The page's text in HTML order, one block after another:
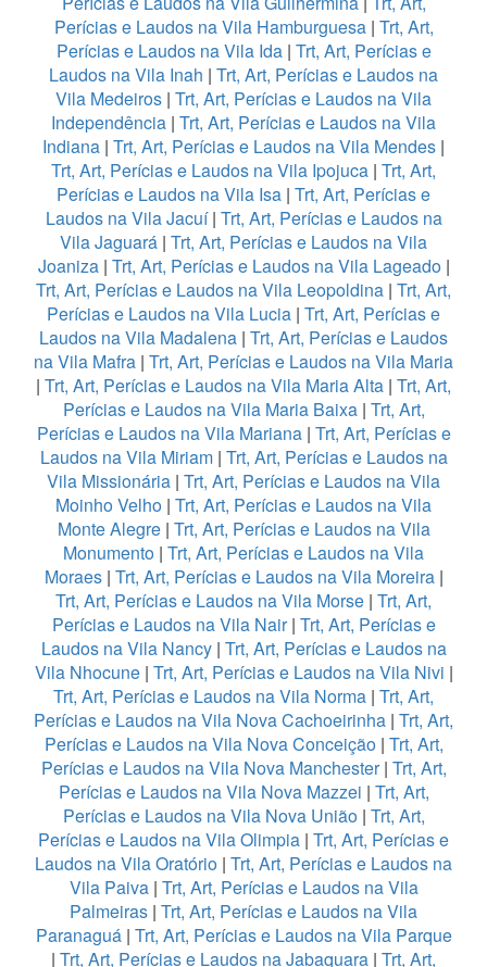
Perícias e Laudos na Vila Hamburguesa| Trt, Art,
Perícias e Laudos na Vila Ida| Trt, Art, Perícias e
Laudos na Vila Inah | Trt, Art, Perícias e Laudos na
Vila Medeiros | Trt, Art, Perícias e Laudos na Vila
Independência | Trt, Art, Perícias e Laudos na Vila
Indiana | Trt, Art, Perícias e Laudos na Vila Mendes |
Trt, Art, Perícias e Laudos na Vila Ipojuca | Trt, Art,
Perícias e Laudos na Vila Isa | Trt, Art, Perícias e
Laudos na Vila Jacuí| Trt, Art, Perícias e Laudos na
Vila Jaguará | Trt, Art, Perícias e Laudos na Vila
Joaniza| Trt, Art, Perícias e Laudos na Vila Lageado|
Trt, Art, Perícias e Laudos na Vila Leopoldina | Trt, Art,
Perícias e Laudos na Vila Lucia | Trt, Art, Perícias e
Laudos na Vila Madalena | Trt, Art, Perícias e Laudos
na Vila Mafra | Trt, Art, Perícias e Laudos na Vila Maria
| Trt, Art, Perícias e Laudos na Vila Maria Alta | Trt, Art,
Perícias e Laudos na Vila Maria Baixa| Trt, Art,
Perícias e Laudos na Vila Mariana| Trt, Art, Perícias e
Laudos na Vila Miriam| Trt, Art, Perícias e Laudos na
Vila Missionária | Trt, Art, Perícias e Laudos na Vila
Moinho Velho | Trt, Art, Perícias e Laudos na Vila
Monte Alegre| Trt, Art, Perícias e Laudos na Vila
Monumento | Trt, Art, Perícias e Laudos na Vila
Moraes| Trt, Art, Perícias e Laudos na Vila Moreira|
Trt, Art, Perícias e Laudos na Vila Morse | Trt, Art,
Perícias e Laudos na Vila Nair| Trt, Art, Perícias e
Laudos na Vila Nancy| Trt, Art, Perícias e Laudos na
Vila Nhocune| Trt, Art, Perícias e Laudos na Vila Nivi |
Trt, Art, Perícias e Laudos na Vila Norma | Trt, Art,
Perícias e Laudos na Vila Nova Cachoeirinha | Trt, Art,
Perícias e Laudos na Vila Nova Conceição| Trt, Art,
Perícias e Laudos na Vila Nova Manchester| Trt, Art,
Perícias e Laudos na Vila Nova Mazzei | Trt, Art,
Perícias e Laudos na Vila Nova União| Trt, Art,
Perícias e Laudos na Vila Olimpia | Trt, Art, Perícias e
Laudos na Vila Oratório | Trt, Art, Perícias e Laudos na
Vila Paiva| Trt, Art, Perícias e Laudos na Vila
Palmeiras | Trt, Art, Perícias e Laudos na Vila
Paranaguá| Trt, Art, Perícias e Laudos na Vila Parque
| Trt, Art, Perícias e Laudos na Jabaquara | Trt, Art,